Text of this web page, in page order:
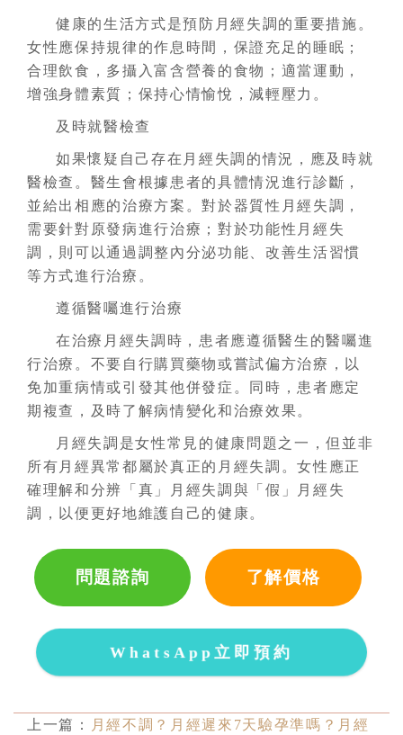
健康的生活方式是預防月經失調的重要措施。
女性應保持規律的作息時間，保證充足的睡眠；
合理飲食，多攝入富含營養的食物；適當運動，
增強身體素質；保持心情愉悅，減輕壓力。
及時就醫檢查
如果懷疑自己存在月經失調的情況，應及時就
醫檢查。醫生會根據患者的具體情況進行診斷，
並給出相應的治療方案。對於器質性月經失調，
需要針對原發病進行治療；對於功能性月經失
調，則可以通過調整內分泌功能、改善生活習慣
等方式進行治療。
遵循醫囑進行治療
在治療月經失調時，患者應遵循醫生的醫囑進
行治療。不要自行購買藥物或嘗試偏方治療，以
免加重病情或引發其他併發症。同時，患者應定
期複查，及時了解病情變化和治療效果。
月經失調是女性常見的健康問題之一，但並非
所有月經異常都屬於真正的月經失調。女性應正
確理解和分辨「真」月經失調與「假」月經失
調，以便更好地維護自己的健康。
問題諮詢 了解價格
WhatsApp立即預約
上一篇： 月經不調？月經遲來7天驗孕準嗎？月經